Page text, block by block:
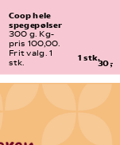
1 stk.
30,-
Coop hele
spegepølser
300 g. Kg-
pris 100,00.
Frit valg. 1
stk.